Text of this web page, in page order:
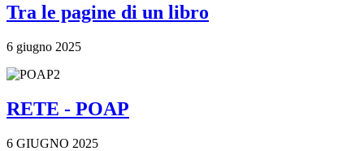
Tra le pagine di un libro
6 giugno 2025
RETE - POAP
6 GIUGNO 2025